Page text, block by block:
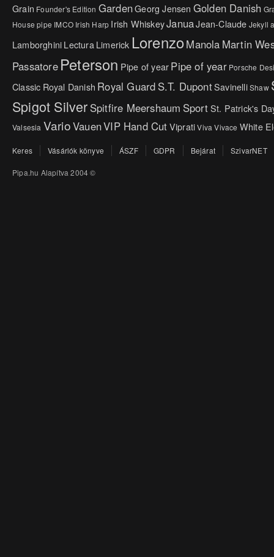
Grain Founder's Edition GardenGeorg Jensen Golden Danish
House pipe IMCO Irish Harp Irish WhiskeyJanuaJean-Claude Jekyll
LamborghiniLecturaLimerick LorenzoManola Martin
Passatore Peterson Pipe of yearPipe of year Porsche
Classic Royal Danish Royal Guard S.T. DupontSavinelliShaw
Spigot Silver Spitfire Meershaum SportSt. Patrick's
Valsesia VarioVauenVIP Hand CutViprati Viva Vivace White
Keres Vásárlók könyve ÁSZF GDPR Bejárat SzivarNET
Pipa.hu Alapítva 2004 ©